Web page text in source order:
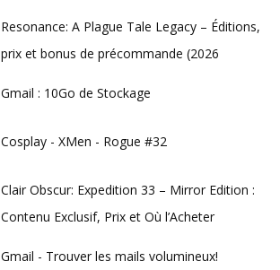
Resonance: A Plague Tale Legacy – Éditions,
prix et bonus de précommande (2026
Gmail : 10Go de Stockage
Cosplay - XMen - Rogue #32
Clair Obscur: Expedition 33 – Mirror Edition :
Contenu Exclusif, Prix et Où l’Acheter
Gmail - Trouver les mails volumineux!